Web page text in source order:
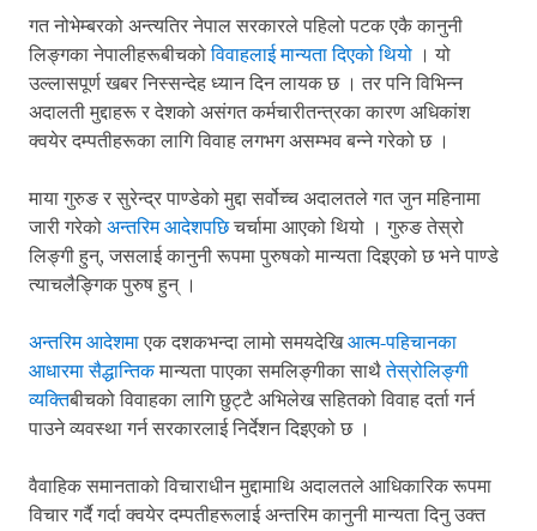
गत नोभेम्बरको अन्त्यतिर नेपाल सरकारले पहिलो पटक एकै कानुनी
लिङ्गका नेपालीहरूबीचकोविवाहलाई मान्यता दिएको थियो । यो
उल्लासपूर्ण खबर निस्सन्देह ध्यान दिन लायक छ । तर पनि विभिन्न
अदालती मुद्दाहरू र देशको असंगत कर्मचारीतन्त्रका कारण अधिकांश
क्वयेर दम्पतीहरूका लागि विवाह लगभग असम्भव बन्ने गरेको छ ।
माया गुरुङ र सुरेन्द्र पाण्डेको मुद्दा सर्वोच्च अदालतले गत जुन महिनामा
जारी गरेको अन्तरिम आदेशपछिचर्चामा आएको थियो । गुरुङ तेस्रो
लिङ्गी हुन्, जसलाई कानुनी रूपमा पुरुषको मान्यता दिइएको छ भने पाण्डे
त्याचलैङ्गिक पुरुष हुन् ।
अन्तरिम आदेशमाएक दशकभन्दा लामो समयदेखिआत्म-पहिचानका
आधारमा सैद्धान्तिकमान्यता पाएका समलिङ्गीका साथैतेस्रोलिङ्गी
व्यक्तिबीचको विवाहका लागि छुट्टै अभिलेख सहितको विवाह दर्ता गर्न
पाउने व्यवस्था गर्न सरकारलाई निर्देशन दिइएको छ ।
वैवाहिक समानताको विचाराधीन मुद्दामाथि अदालतले आधिकारिक रूपमा
विचार गर्दै गर्दा क्वयेर दम्पतीहरूलाई अन्तरिम कानुनी मान्यता दिनु उक्त